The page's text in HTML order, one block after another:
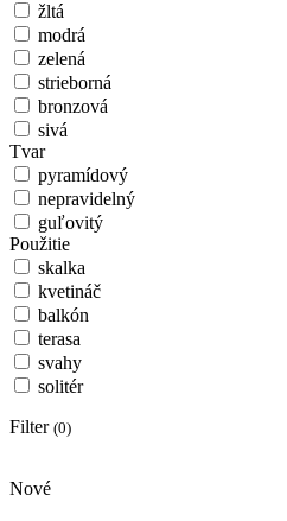
žltá
modrá
zelená
strieborná
bronzová
sivá
Tvar
pyramídový
nepravidelný
guľovitý
Použitie
skalka
kvetináč
balkón
terasa
svahy
solitér
Filter (0)
Nové